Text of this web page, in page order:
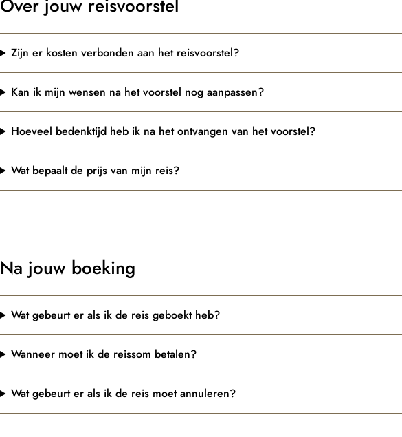
Over jouw reisvoorstel
Zijn er kosten verbonden aan het reisvoorstel?
Kan ik mijn wensen na het voorstel nog aanpassen?
Hoeveel bedenktijd heb ik na het ontvangen van het voorstel?
Wat bepaalt de prijs van mijn reis?
Na jouw boeking
Wat gebeurt er als ik de reis geboekt heb?
Wanneer moet ik de reissom betalen?
Wat gebeurt er als ik de reis moet annuleren?